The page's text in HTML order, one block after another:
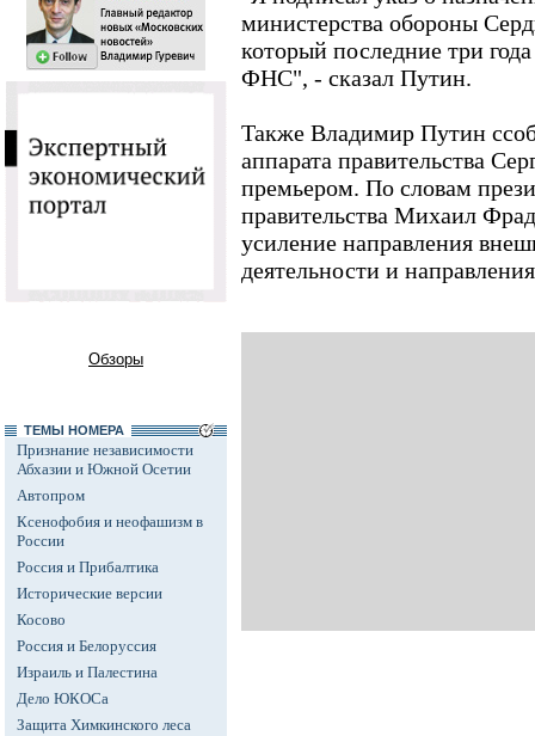
Обзоры
ТЕМЫ НОМЕРА
Признание независимости
Абхазии и Южной Осетии
Автопром
Ксенофобия и неофашизм в
России
Россия и Прибалтика
Исторические версии
Косово
Россия и Белоруссия
Израиль и Палестина
Дело ЮКОСа
Защита Химкинского леса
министерства обороны
который последние три
ФНС", - сказал Путин.
Также Владимир Путин
аппарата правительства
премьером. По словам
правительства Михаил
усиление направления
деятельности и